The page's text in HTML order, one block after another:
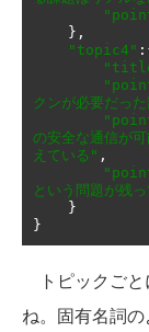
},
"topic4"
クンが必要だっ
の安全な通信が
えている" ,
という問題が残
}
}
トピックごと
ね。固有名詞